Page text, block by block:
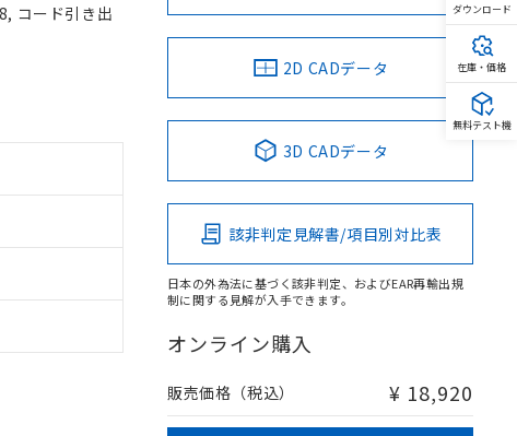
コード引き出
2D CADデータ
3D CADデータ
該非判定見解書/項目別対比表
日本の外為法に基づく該非判定、およびEAR再輸出規
制に関する見解が入手できます。
オンライン購入
販売価格（税込） ¥ 18,920
ダウンロード
在庫・価格
無料テスト機